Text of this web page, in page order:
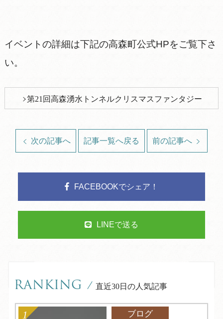
イベントの詳細は下記の高森町公式HPをご覧下さ
い。
第21回高森湧水トンネルクリスマスファンタジー
次の記事へ 記事一覧へ戻る 前の記事へ
FACEBOOKでシェア！
LINEで送る
RANKING / 直近30日の人気記事
ブログ